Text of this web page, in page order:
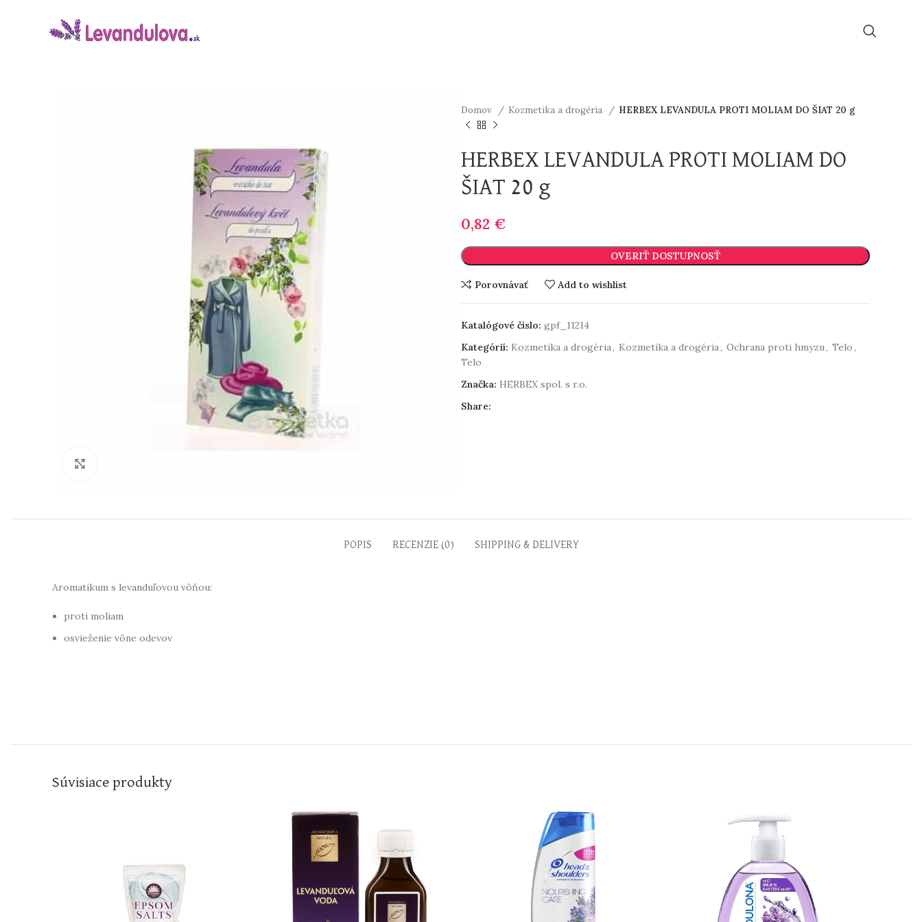
Domov Kozmetika a drogéria HERBEX LEVANDULA PROTI MOLIAM DO ŠIAT 20 g
HERBEX LEVANDULA PROTI MOLIAM DO
ŠIAT 20 g
0,82 €
OVERIŤ DOSTUPNOSŤ
Porovnávať Add to wishlist
Katalógové číslo: gpf_11214
Kategórií: Kozmetika a drogéria, Kozmetika a drogéria, Ochrana proti hmyzu, Telo,
Telo
Značka: HERBEX spol. s r.o.
Share:
POPIS RECENZIE (0) SHIPPING & DELIVERY
Aromatikum s levanduľovou vôňou:
proti moliam
osvieženie vône odevov
Súvisiace produkty